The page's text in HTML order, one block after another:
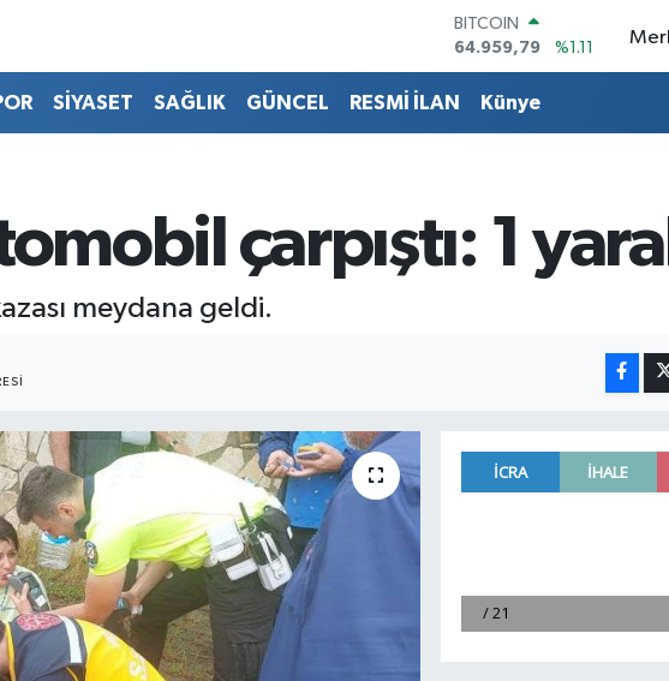
DOLAR
47,7436
%0.18
EURO
55,2510
%0.32
BİST100
13.779
%-14
BITCOIN
SİYASET SAĞLIK GÜNCEL RESMİ İLAN Künye
çarpıştı: 1
meydana geldi.